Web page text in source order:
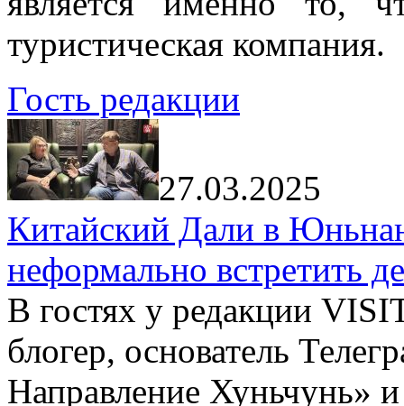
туристическая компания.
Гость редакции
27.03.2025
Китайский Дали в
неформально встретить
В гостях у редакции
блогер, основатель
Направление Хуньчунь»